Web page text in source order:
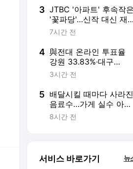
3 JTBC '아파트' 후속작은
'꽃파당'…신작 대신 재
편성
7시간 전
4 與전대 온라인 투표율
강원 33.83%·대구
61.72%·경북 60.12%
3시간 전
5 배달시킬 때마다 사라진
음료수…가게 실수 아닌
아내의 '깜짝 배려'였다
8시간 전
서비스 바로가기 뉴